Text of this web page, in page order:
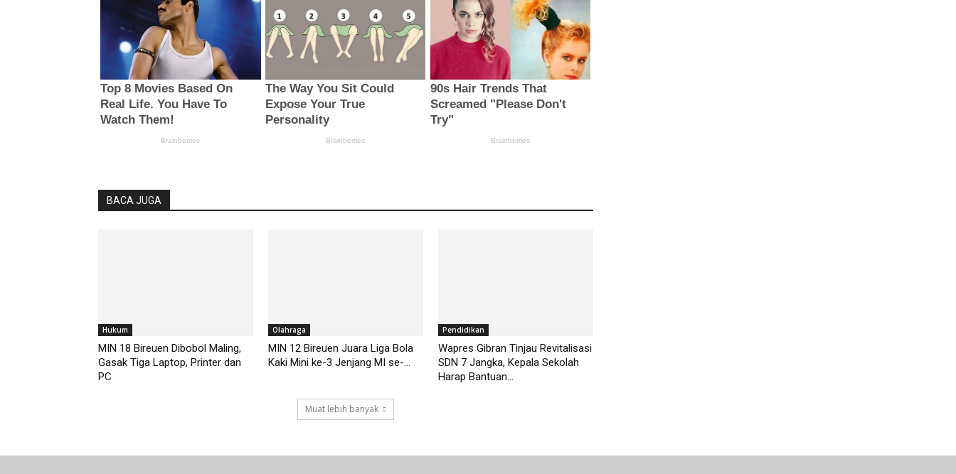
BACA JUGA
Hukum
MIN 18 Bireuen Dibobol Maling,
Gasak Tiga Laptop, Printer dan
PC
Olahraga
MIN 12 Bireuen Juara Liga Bola
Kaki Mini ke-3 Jenjang MI se-...
Pendidikan
Wapres Gibran Tinjau Revitalisasi
SDN 7 Jangka, Kepala Sekolah
Harap Bantuan...
Muat lebih banyak